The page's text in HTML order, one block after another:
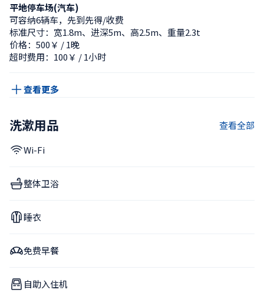
平地停车场(汽车)
可容纳6辆车，先到先得/收费
标准尺寸：宽1.8m、进深5m、高2.5m、重量2.3t
价格：500￥ / 1晚
超时费用：100￥ / 1小时
查看更多
洗漱用品 查看全部
Wi-Fi
整体卫浴
睡衣
免费早餐
自助入住机